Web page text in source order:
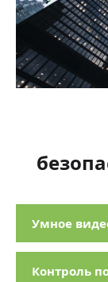
Умное
Контроль